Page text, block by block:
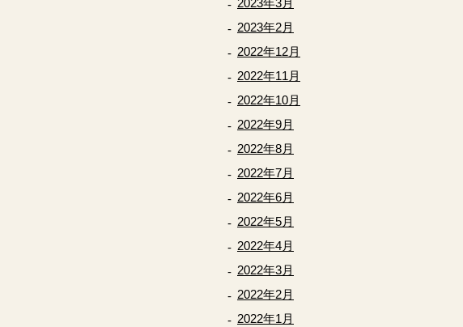
2023年3月
2023年2月
2022年12月
2022年11月
2022年10月
2022年9月
2022年8月
2022年7月
2022年6月
2022年5月
2022年4月
2022年3月
2022年2月
2022年1月